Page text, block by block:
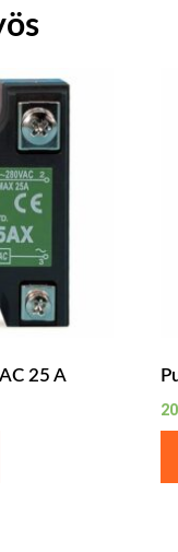
25 A